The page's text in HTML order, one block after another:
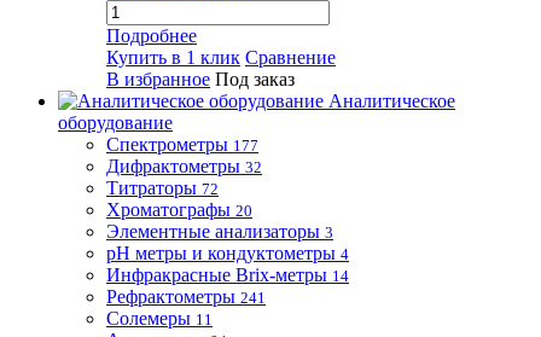
Подробнее
Купить в 1 клик Сравнение
В избранное Под заказ
Аналитическое
оборудование
Спектрометры 177
Дифрактометры 32
Титраторы 72
Хроматографы 20
Элементные анализаторы 3
pH метры и кондуктометры 4
Инфракрасные Brix-метры 14
Рефрактометры 241
Солемеры 11